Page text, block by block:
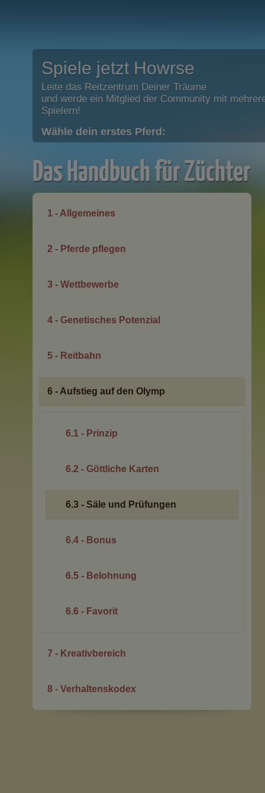
Spiele jetzt Howrse
Leite das Reitzentrum Deiner Träume
und werde ein Mitglied der Community mit
Spielern!
Wähle dein erstes Pferd:
Das Handbuch für Züchter
1 - Allgemeines
2 - Pferde pflegen
3 - Wettbewerbe
4 - Genetisches Potenzial
5 - Reitbahn
6 - Aufstieg auf den Olymp
6.1 - Prinzip
6.2 - Göttliche Karten
6.3 - Säle und Prüfungen
6.4 - Bonus
6.5 - Belohnung
6.6 - Favorit
7 - Kreativbereich
8 - Verhaltenskodex